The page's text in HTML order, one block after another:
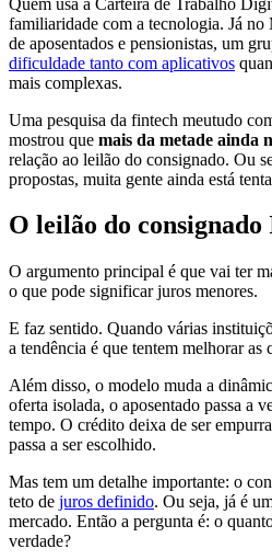
familiaridade com a tecnologia. Já
de aposentados e pensionistas, um
dificuldade tanto com aplicativos
mais complexas.
Uma pesquisa da fintech meutudo
mostrou que mais da metade ainda
relação ao leilão do consignado. Ou
propostas, muita gente ainda está
O leilão do consignado
O argumento principal é que vai ter
o que pode significar juros menores.
E faz sentido. Quando várias
a tendência é que tentem melhorar
Além disso, o modelo muda a
oferta isolada, o aposentado passa a
tempo. O crédito deixa de ser
passa a ser escolhido.
Mas tem um detalhe importante: o
teto de juros definido. Ou seja, já é
mercado. Então a pergunta é: o
verdade?